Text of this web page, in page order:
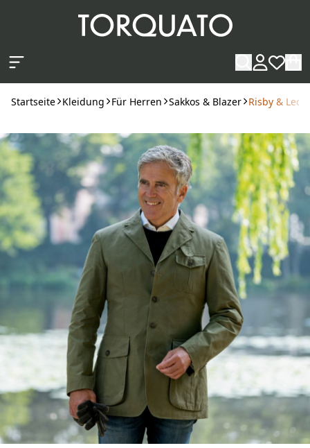
Startseite Kleidung Für Herren Sakkos & Blazer Risby &